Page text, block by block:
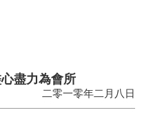
盡力為會所
二零一零年二月八日